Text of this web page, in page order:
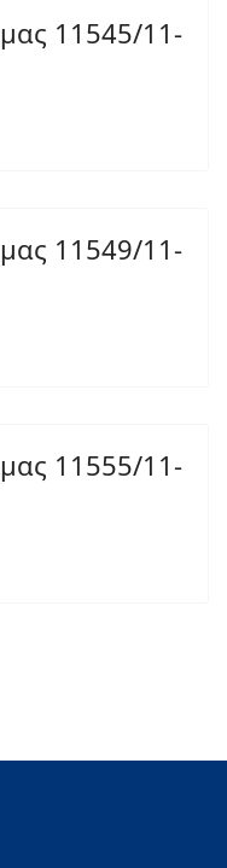
11545/11-
11549/11-
11555/11-